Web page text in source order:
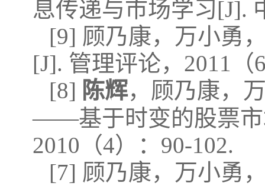
息传递与市场学习[J].
[9] 顾乃康，万小勇
[J]. 管理评论，2011（
[8] 陈辉，顾乃康，
——基于时变的股票市
2010（4）：90-102.
[7] 顾乃康，万小勇